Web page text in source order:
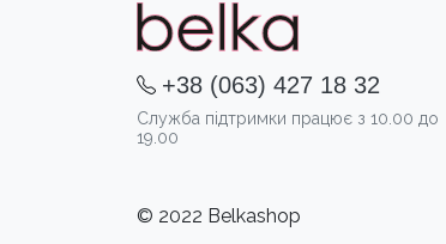
+38 (063) 427 18 32
Служба підтримки працює з 10.00 до
19.00
© 2022 Belkashop